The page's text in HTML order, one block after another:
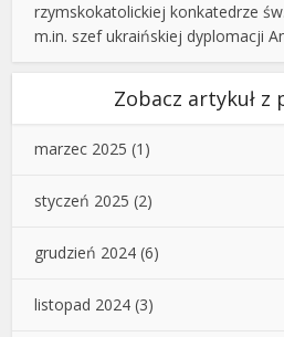
rzymskokatolickiej konkatedrze
m.in. szef ukraińskiej dyplomacji
Zobacz artykuł z
marzec 2025 (1)
styczeń 2025 (2)
grudzień 2024 (6)
listopad 2024 (3)